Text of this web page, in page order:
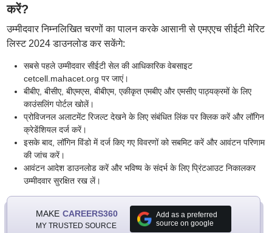
करें?
उम्मीदवार निम्नलिखित चरणों का पालन करके आसानी से एमएएच सीईटी मेरिट
लिस्ट 2024 डाउनलोड कर सकेंगे:
सबसे पहले उम्मीदवार सीईटी सेल की आधिकारिक वेबसाइट
cetcell.mahacet.org पर जाएं।
बीबीए, बीसीए, बीएमएस, बीबीएम, एकीकृत एमबीए और एमसीए पाठ्यक्रमों के लिए
काउंसलिंग पोर्टल खोलें।
प्रोविजनल अलाटमेंट रिजल्ट देखने के लिए संबंधित लिंक पर क्लिक करें और लॉगिन
क्रेडेंशियल दर्ज करें।
इसके बाद, लॉगिन विंडो में दर्ज किए गए विवरणों को सबमिट करें और आवंटन परिणाम
की जांच करें।
आवंटन आदेश डाउनलोड करें और भविष्य के संदर्भ के लिए प्रिंटआउट निकालकर
उम्मीदवार सुरक्षित रख लें।
MAKE CAREERS360
MY TRUSTED SOURCE
Add as a preferred
source on google